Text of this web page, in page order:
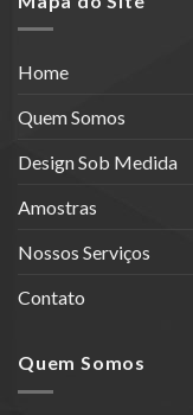
Home
Quem Somos
Design Sob Medida
Amostras
Nossos Serviços
Contato
Quem Somos